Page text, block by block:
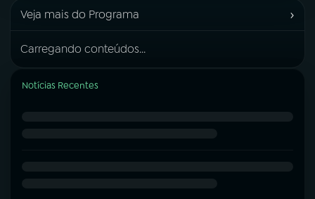
Veja mais do Programa ›
Carregando conteúdos...
Notícias Recentes